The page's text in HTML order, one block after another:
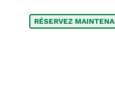
RÉSERVEZ